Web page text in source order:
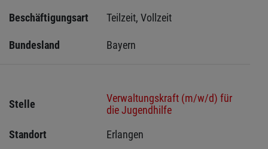
Beschäftigungsart Teilzeit, Vollzeit
Bundesland Bayern
Stelle
Verwaltungskraft (m/w/d) für
die Jugendhilfe
Standort
Erlangen